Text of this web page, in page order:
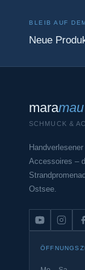
BLEIB AUF
Neue
maramau
SCHMUCK &
Accessoires –
Ostsee.